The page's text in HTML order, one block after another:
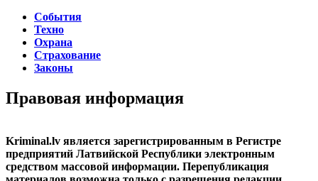
События
Техно
Охрана
Страхование
Законы
Правовая информация
Kriminal.lv является зарегистрированным в Регистре
предприятий Латвийской Республики электронным
средством массовой информации. Перепубликация